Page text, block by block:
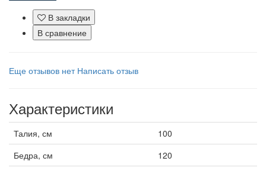
В закладки
В сравнение
Еще отзывов нет Написать отзыв
Характеристики
Талия, см
100
Бедра, см
120